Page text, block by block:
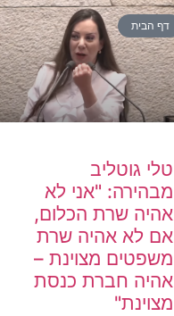
דף הבית
טלי גוטליב
מבהירה: "אני לא
אהיה שרת הכלום,
אם לא אהיה שרת
משפטים מצוינת –
אהיה חברת כנסת
מצוינת"